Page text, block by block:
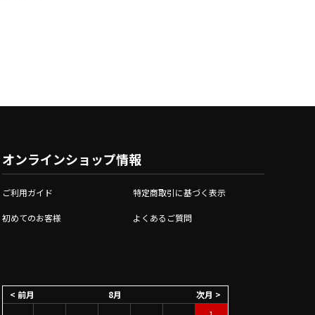
オンラインショップ情報
ご利用ガイド 特定商取引に基づく表示
初めてのお客様 よくあるご質問
8月
< 前月
次月 >